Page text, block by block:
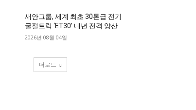
새안그룹, 세계 최초 30톤급 전기
굴절트럭 ‘ET30’ 내년 전격 양산
2026년 08월 04일
더로드